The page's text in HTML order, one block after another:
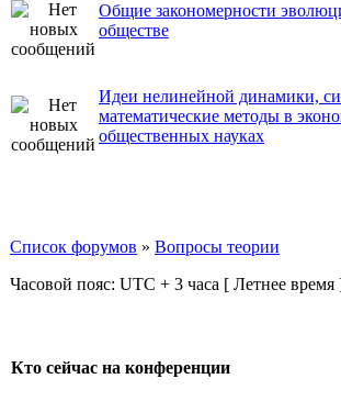
Общие закономерности
обществе
Идеи нелинейной динамики,
математические методы в
общественных науках
Список форумов » Вопросы теории
Часовой пояс: UTC + 3 часа [ Летнее время
Кто сейчас на конференции